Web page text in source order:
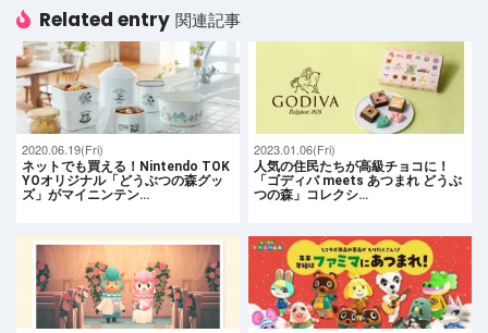
Related entry 関連記事
2020.06.19(Fri)
ネットでも買える！Nintendo TOK
YOオリジナル「どうぶつの森グッ
ズ」がマイニンテン…
2023.01.06(Fri)
人気の住民たちが高級チョコに！
「ゴディバ meets あつまれ どうぶ
つの森」コレクシ…